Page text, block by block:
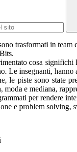
trasformati in
cosa
Le insegnanti,
le piste sono state
e mediana,
per rendere
e problem